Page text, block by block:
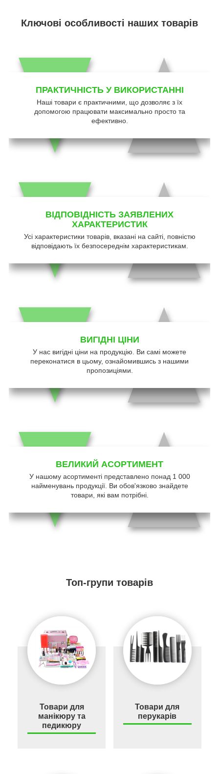
Ключові особливості наших товарів
ПРАКТИЧНІСТЬ У ВИКОРИСТАННІ
Наші товари є практичними, що дозволяє з їх
допомогою працювати максимально просто та
ефективно.
ВІДПОВІДНІСТЬ ЗАЯВЛЕНИХ
ХАРАКТЕРИСТИК
Усі характеристики товарів, вказані на сайті, повністю
відповідають їх безпосереднім характеристикам.
ВИГІДНІ ЦІНИ
У нас вигідні ціни на продукцію. Ви самі можете
переконатися в цьому, ознайомившись з нашими
пропозиціями.
ВЕЛИКИЙ АСОРТИМЕНТ
У нашому асортименті представлено понад 1 000
найменувань продукції. Ви обов'язково знайдете
товари, які вам потрібні.
Топ-групи товарів
Товари для
манікюру та
педикюру
Товари для
перукарів